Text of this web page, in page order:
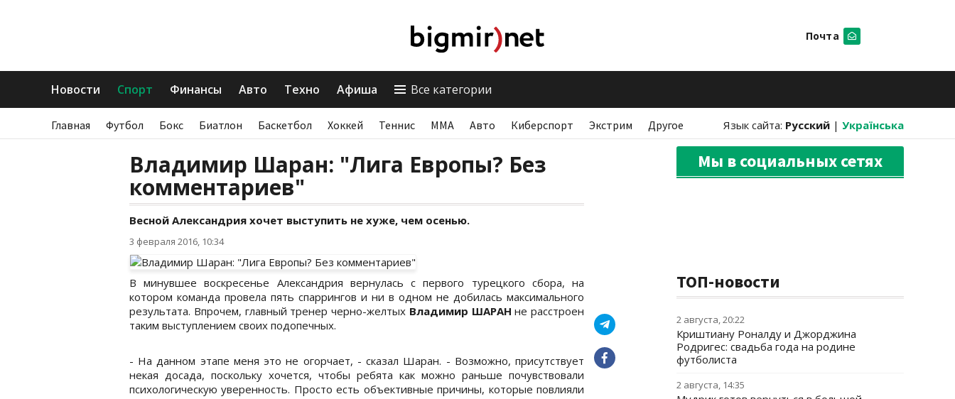
Почта
Новости Спорт Финансы Авто Техно Афиша Все категории
Главная Футбол Бокс Биатлон Баскетбол Хоккей Теннис ММА Авто Киберспорт Экстрим Другое Язык сайта: Русский | Українська
Владимир Шаран: "Лига Европы? Без
комментариев"
Весной Александрия хочет выступить не хуже, чем осенью.
3 февраля 2016, 10:34
В минувшее воскресенье Александрия вернулась с первого турецкого сбора, на
котором команда провела пять спаррингов и ни в одном не добилась максимального
результата. Впрочем, главный тренер черно-желтых Владимир ШАРАН не расстроен
таким выступлением своих подопечных.
- На данном этапе меня это не огорчает, - сказал Шаран. - Возможно, присутствует
некая досада, поскольку хочется, чтобы ребята как можно раньше почувствовали
психологическую уверенность. Просто есть объективные причины, которые повлияли
Мы в социальных сетях
ТОП-новости
2 августа, 20:22
Криштиану Роналду и Джорджина
Родригес: свадьба года на родине
футболиста
2 августа, 14:35